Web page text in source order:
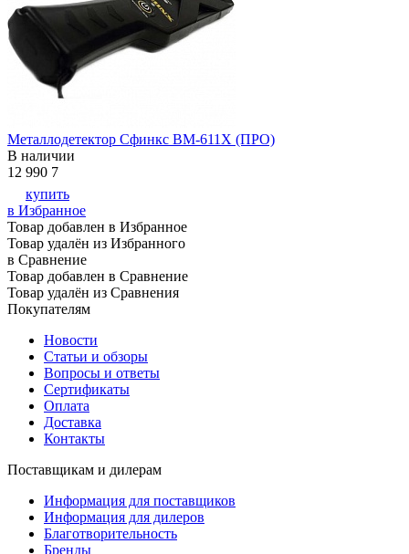
Металлодетектор Сфинкс ВМ-611Х (ПРО)
В наличии
12 990 7
купить
в Избранное
Товар добавлен в Избранное
Товар удалён из Избранного
в Сравнение
Товар добавлен в Сравнение
Товар удалён из Сравнения
Покупателям
Новости
Статьи и обзоры
Вопросы и ответы
Сертификаты
Оплата
Доставка
Контакты
Поставщикам и дилерам
Информация для поставщиков
Информация для дилеров
Благотворительность
Бренды